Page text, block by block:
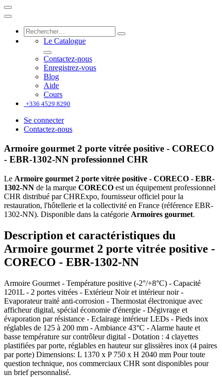
Le Catalogue
Contactez-nous
Enregistrez-vous
Blog
Aide
Cours
+336 4529 8290
Se connecter
Contactez-nous
Armoire gourmet 2 porte vitrée positive - CORECO
- EBR-1302-NN professionnel CHR
Le Armoire gourmet 2 porte vitrée positive - CORECO - EBR-
1302-NN de la marque CORECO est un équipement professionnel
CHR distribué par CHRExpo, fournisseur officiel pour la
restauration, l'hôtellerie et la collectivité en France (référence EBR-
1302-NN). Disponible dans la catégorie Armoires gourmet.
Description et caractéristiques du
Armoire gourmet 2 porte vitrée positive -
CORECO - EBR-1302-NN
Armoire Gourmet - Température positive (-2°/+8°C) - Capacité
1201L - 2 portes vitrées - Extérieur Noir et intérieur noir -
Evaporateur traité anti-corrosion - Thermostat électronique avec
afficheur digital, spécial économie d'énergie - Dégivrage et
évaporation par résistance - Eclairage intérieur LEDs - Pieds inox
réglables de 125 à 200 mm - Ambiance 43°C - Alarme haute et
basse température sur contrôleur digital - Dotation : 4 clayettes
plastifiées par porte, réglables en hauteur sur glissières inox (4 paires
par porte) Dimensions: L 1370 x P 750 x H 2040 mm Pour toute
question technique, nos commerciaux CHR sont disponibles pour
un brief personnalisé.